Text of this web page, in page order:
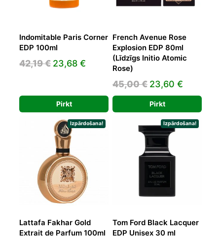
Indomitable Paris Corner
EDP 100ml
42,19€ Original
42,19 €.
23,68 € Current
Pirkt
French Avenue Rose
Explosion EDP 80ml
(Līdzīgs Initio Atomic
Rose)
45,00€ Original
price
was:
45,00 €.
23,60 €
price
is:
23,60 €.
Pirkt
Izpārdošana!
Lattafa Fakhar Gold
Extrait de Parfum 100ml
Izpārdošana!
Tom Ford Black Lacquer
EDP Unisex 30 ml